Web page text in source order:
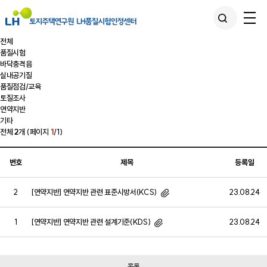
전체
품질시험
바닥충격음
실내공기질
품질점검/교육
토질조사
연약지반
기타
전체2개 (페이지 1/1)
번호,
제목,
등록일,
조회수를
번호 제목 등록일
2 [연약지반] 연약지반 관련 표준시방서(KCS) 23.08.24
1 [연약지반] 연약지반 관련 설계기준(KDS) 23.08.24